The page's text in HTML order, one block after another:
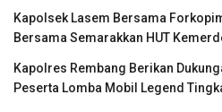
Kapolsek Lasem Bersama
Bersama Semarakkan HUT
Kapolres Rembang Berikan
Peserta Lomba Mobil Legend